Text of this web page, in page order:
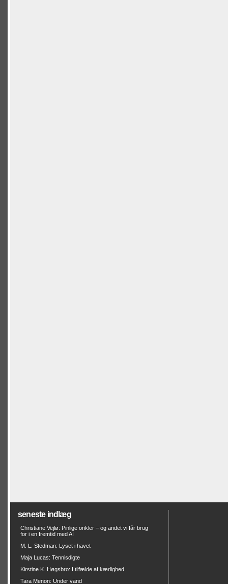
seneste indlæg
Christiane Vejlø: Pinlige onkler – og andet vi får brug
for i en fremtid med AI
M. L. Stedman: Lyset i havet
Maja Lucas: Tennisdigte
Kirstine K. Høgsbro: I tilfælde af kærlighed
Tara Menon: Under vand